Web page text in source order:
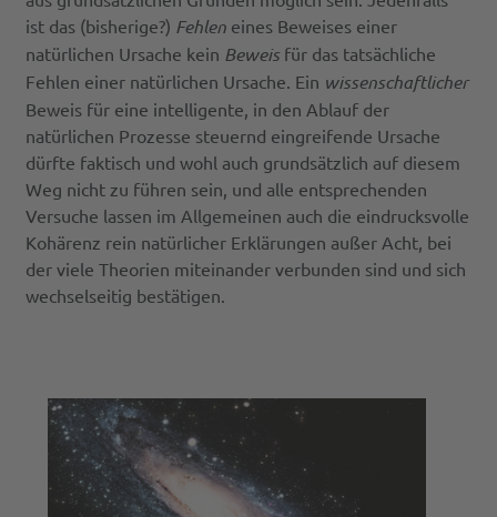
ist das (bisherige?) Fehlen eines Beweises einer
natürlichen Ursache kein Beweis für das tatsächliche
Fehlen einer natürlichen Ursache. Ein wissenschaftlicher
Beweis für eine intelligente, in den Ablauf der
natürlichen Prozesse steuernd eingreifende Ursache
dürfte faktisch und wohl auch grundsätzlich auf diesem
Weg nicht zu führen sein, und alle entsprechenden
Versuche lassen im Allgemeinen auch die eindrucksvolle
Kohärenz rein natürlicher Erklärungen außer Acht, bei
der viele Theorien miteinander verbunden sind und sich
wechselseitig bestätigen.